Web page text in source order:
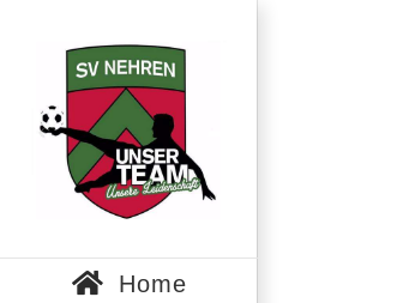
springen
Home